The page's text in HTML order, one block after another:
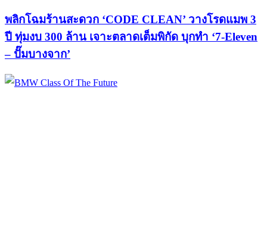
พลิกโฉมร้านสะดวก ‘CODE CLEAN’ วางโรดแมพ 3
ปี ทุ่มงบ 300 ล้าน เจาะตลาดเต็มพิกัด บุกทำ ‘7-Eleven
– ปั๊มบางจาก’